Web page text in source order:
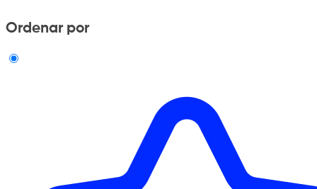
Ordenar por